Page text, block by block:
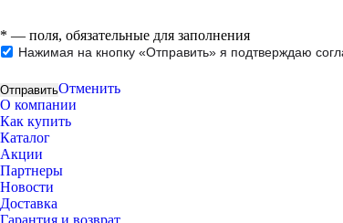
* — поля, обязательные для заполнения
Нажимая на кнопку «Отправить» я подтверждаю
Отменить
О компании
Как купить
Каталог
Акции
Партнеры
Новости
Доставка
Гарантия и возврат